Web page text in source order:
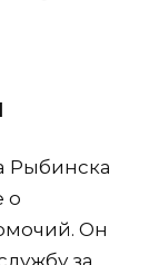
Рыбинска
о
Он
за